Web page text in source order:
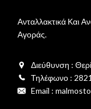
Ανταλλακτικά Και
Αγοράς.
Διεύθυνση :
Τηλέφωνο :
Email :